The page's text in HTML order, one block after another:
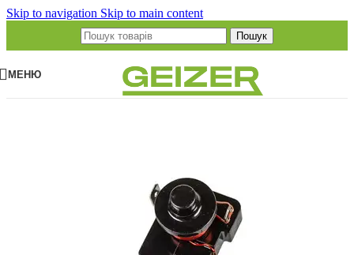
Skip to navigation Skip to main content
Пошук
МЕНЮ